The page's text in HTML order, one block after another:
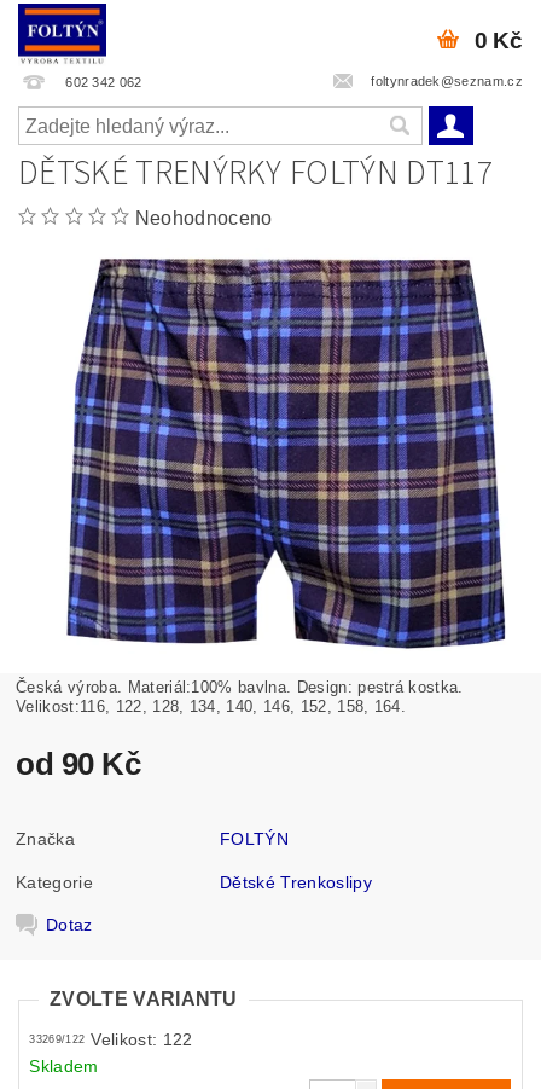
602 342 062 foltynradek@seznam.cz
0 Kč
DĚTSKÉ TRENÝRKY FOLTÝN DT117
Neohodnoceno
Česká výroba. Materiál:100% bavlna. Design: pestrá kostka.
Velikost:116, 122, 128, 134, 140, 146, 152, 158, 164.
od 90 Kč
Značka FOLTÝN
Kategorie Dětské Trenkoslipy
Dotaz
ZVOLTE VARIANTU
33269/122 Velikost: 122
Skladem